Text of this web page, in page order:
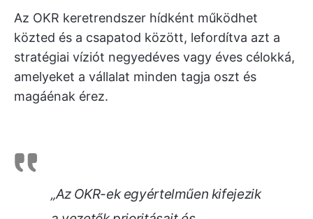
Az OKR keretrendszer hídként működhet
közted és a csapatod között, lefordítva azt a
stratégiai víziót negyedéves vagy éves célokká,
amelyeket a vállalat minden tagja oszt és
magáénak érez.
„Az OKR-ek egyértelműen kifejezik